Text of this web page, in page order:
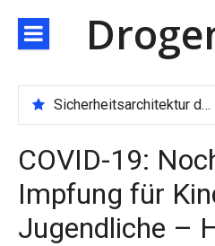
zum
Inhalt
Sicherheitsarchitektur der nächsten Generation: JARXE kombiniert Multi-Wallet und MPC als Schutzschild für digitales Vertrauen
COVID-19:
Impfung für
Jugendliche –